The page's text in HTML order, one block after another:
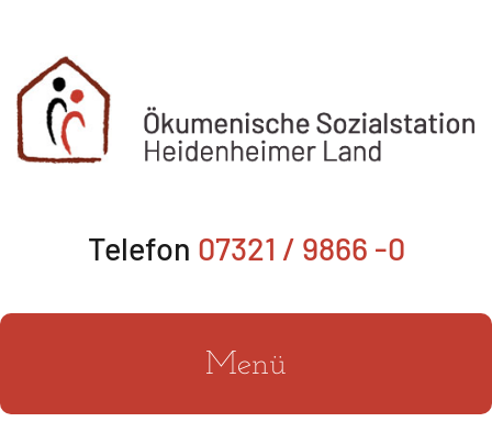
Inhalt
springen
Telefon 07321 / 9866 -0
Menü